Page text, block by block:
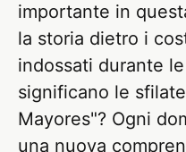
importante in
la storia dietro i
indossati durante
significano le
Mayores"? Ogni
una nuova